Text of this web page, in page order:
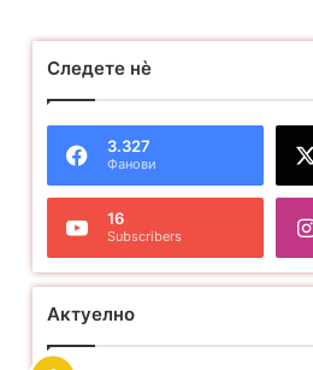
Следете нѐ
3.327
Фанови
16
Subscribers
Актуелно